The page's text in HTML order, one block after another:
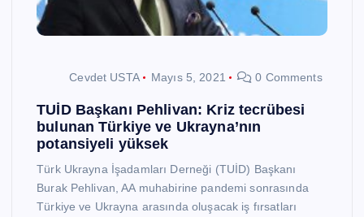
Cevdet USTA Mayıs 5, 2021 0 Comments
TUİD Başkanı Pehlivan: Kriz tecrübesi
bulunan Türkiye ve Ukrayna’nın
potansiyeli yüksek
Türk Ukrayna İşadamları Derneği (TUİD) Başkanı
Burak Pehlivan, AA muhabirine pandemi sonrasında
Türkiye ve Ukrayna arasında oluşacak iş fırsatları